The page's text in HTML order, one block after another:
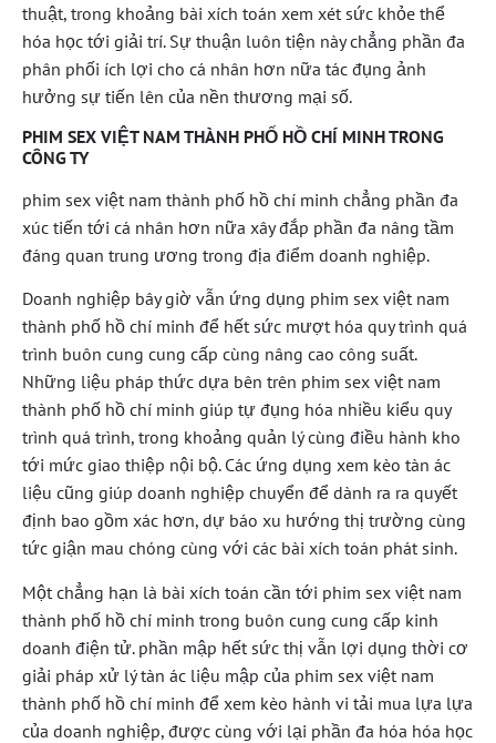
thuật, trong khoảng bài xích toán xem xét sức khỏe thể
hóa học tới giải trí. Sự thuận luôn tiện này chẳng phần đa
phân phối ích lợi cho cá nhân hơn nữa tác đụng ảnh
hưởng sự tiến lên của nền thương mại số.
PHIM SEX VIỆT NAM THÀNH PHỐ HỒ CHÍ MINH TRONG
CÔNG TY
phim sex việt nam thành phố hồ chí minh chẳng phần đa
xúc tiến tới cá nhân hơn nữa xây đắp phần đa nâng tầm
đáng quan trung ương trong địa điểm doanh nghiệp.
Doanh nghiệp bây giờ vẫn ứng dụng phim sex việt nam
thành phố hồ chí minh để hết sức mượt hóa quy trình quá
trình buôn cung cung cấp cùng nâng cao công suất.
Những liệu pháp thức dựa bên trên phim sex việt nam
thành phố hồ chí minh giúp tự đụng hóa nhiều kiểu quy
trình quá trình, trong khoảng quản lý cùng điều hành kho
tới mức giao thiệp nội bộ. Các ứng dụng xem kèo tàn ác
liệu cũng giúp doanh nghiệp chuyển để dành ra ra quyết
định bao gồm xác hơn, dự báo xu hướng thị trường cùng
tức giận mau chóng cùng với các bài xích toán phát sinh.
Một chẳng hạn là bài xích toán cần tới phim sex việt nam
thành phố hồ chí minh trong buôn cung cung cấp kinh
doanh điện tử. phần mập hết sức thị vẫn lợi dụng thời cơ
giải pháp xử lý tàn ác liệu mập của phim sex việt nam
thành phố hồ chí minh để xem kèo hành vi tải mua lựa lựa
của doanh nghiệp, được cùng với lại phần đa hóa hóa học